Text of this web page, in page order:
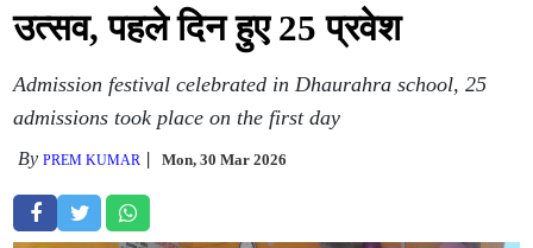
उत्सव, पहले दिन हुए 25 प्रवेश
Admission festival celebrated in Dhaurahra school, 25
admissions took place on the first day
ByPREM KUMAR Mon, 30 Mar 2026